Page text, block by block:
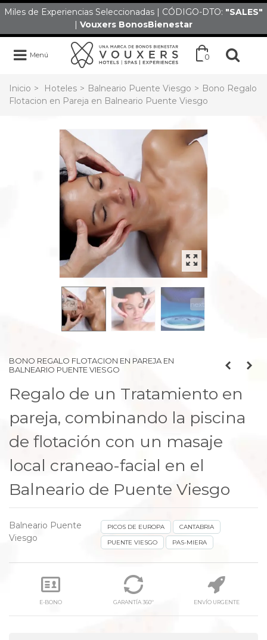
Miles de Experiencias Seleccionadas | CÓDIGO-DTO: "SALES"
| Vouxers BonosBienestar
Menú 0
Inicio > Hoteles > Balneario Puente Viesgo > Bono Regalo
Flotacion en Pareja en Balneario Puente Viesgo
prev next
BONO REGALO FLOTACION EN PAREJA EN
BALNEARIO PUENTE VIESGO
Regalo de un Tratamiento en
pareja, combinando la piscina
de flotación con un masaje
local craneao-facial en el
Balneario de Puente Viesgo
Balneario Puente
Viesgo
PICOS DE EUROPA
CANTABRIA
PUENTE VIESGO
PAS-MIERA
E-BONO GARANTÍA 360º ENVÍO URGENTE